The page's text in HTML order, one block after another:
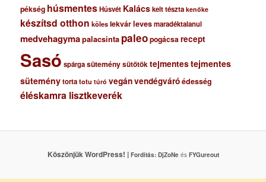
pékség húsmentesHúsvét Kalácskelt tészta kenőke
készítsd otthon köles lekvárlevesmaradéktalanul
medvehagymapalacsinta paleopogácsa recept
Sasó spárgasüteménysütőtöktejmentestejmentes
süteménytorta totu túró vegánvendégváróédesség
éléskamra lisztkeverék
Köszönjük WordPress! | Fordítás: DjZoNeés FYGureout